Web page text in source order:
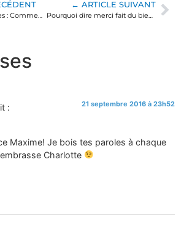
Questions/Réponses : Comment NE PAS S’ENNUYER en présence des autres ?
← ARTICLE SUIVANT
Pourquoi dire merci fait du bien !? 5 petites lettres, un tout petit mot…
: 21 septembre 2016 à 23h52
Maxime! Je bois tes paroles à chaque
Charlotte